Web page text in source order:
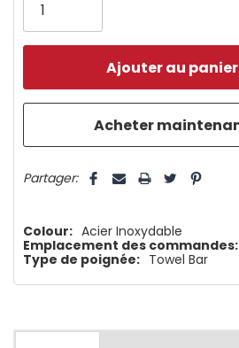
plus
Partager:
Colour: Acier Inoxydable
Emplacement des commandes:
Type de poignée: Towel Bar